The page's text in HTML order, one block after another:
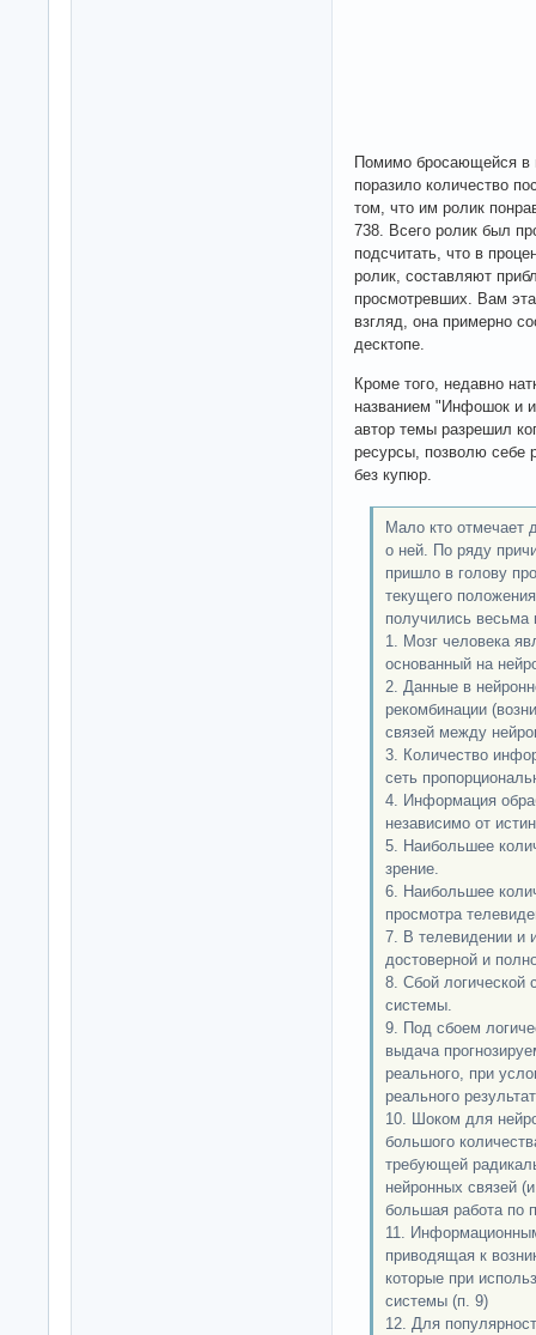
Помимо бросающейся в
поразило количество
том, что им ролик
738. Всего ролик был
подсчитать, что в
ролик, составляют
просмотревших. Вам
взгляд, она примерно
десктопе.
Кроме того, недавно
названием "Инфошок и
автор темы разрешил
ресурсы, позволю себе
без купюр.
Мало кто отмечает
о ней. По ряду
пришло в голову
текущего
получились весьма
1. Мозг человека
основанный на
2. Данные в
рекомбинации
связей между
3. Количество
сеть
4. Информация
независимо от
5. Наибольшее
зрение.
6. Наибольшее
просмотра
7. В телевидении и
достоверной и
8. Сбой логической
системы.
9. Под сбоем
выдача
реального, при
реального
10. Шоком для
большого
требующей
нейронных связей
большая работа по
11.
приводящая к
которые при
системы (п. 9)
12. Для